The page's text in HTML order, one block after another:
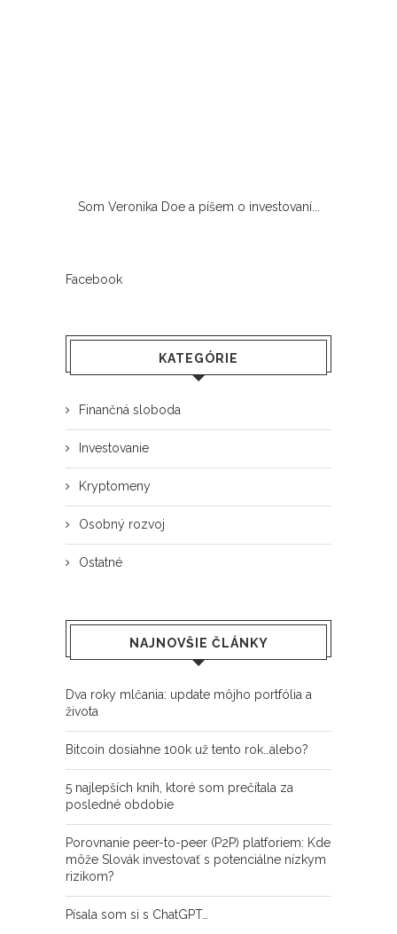
Som Veronika Doe a píšem o investovaní...
Facebook
KATEGÓRIE
Finančná sloboda
Investovanie
Kryptomeny
Osobný rozvoj
Ostatné
NAJNOVŠIE ČLÁNKY
Dva roky mlčania: update môjho portfólia a
života
Bitcoin dosiahne 100k už tento rok…alebo?
5 najlepších kníh, ktoré som prečítala za
posledné obdobie
Porovnanie peer-to-peer (P2P) platforiem: Kde
môže Slovák investovať s potenciálne nízkym
rizikom?
Písala som si s ChatGPT…